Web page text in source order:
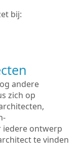
bij:
andere
zich op
iedere ontwerp
te vinden